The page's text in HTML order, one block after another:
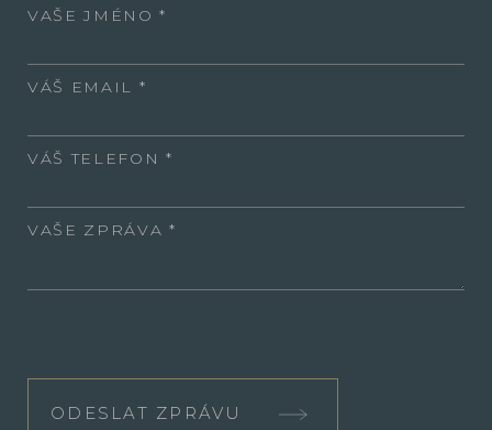
VAŠE JMÉNO
VÁŠ EMAIL
VÁŠ TELEFON
VAŠE ZPRÁVA
ODESLAT ZPRÁVU